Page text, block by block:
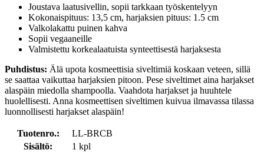
Joustava laatusivellin, sopii tarkkaan työskentelyyn
Kokonaispituus: 13,5 cm, harjaksien pituus: 1.5 cm
Valkolakattu puinen kahva
Sopii vegaaneille
Valmistettu korkealaatuista synteettisestä harjaksesta
Puhdistus: Älä upota kosmeettisia siveltimiä koskaan veteen, sillä
se saattaa vaikuttaa harjaksien pitoon. Pese siveltimet aina harjakset
alaspäin miedolla shampoolla. Vaahdota harjakset ja huuhtele
huolellisesti. Anna kosmeettisen siveltimen kuivua ilmavassa tilassa
luonnollisesti harjakset alaspäin!
Tuotenro.:
LL-BRCB
Sisältö:
1 kpl